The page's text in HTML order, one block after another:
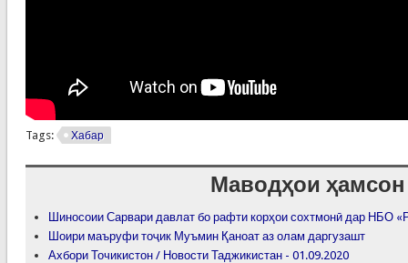
Tags: Хабар
Маводҳои ҳамсон
Шиносоии Сарвари давлат бо рафти корҳои сохтмонӣ дар НБО
Шоири маъруфи тоҷик Муъмин Қаноат аз олам даргузашт
Ахбори Точикистон / Новости Таджикистан - 01.09.2020